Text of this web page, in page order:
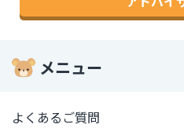
メニュー
よくあるご質問